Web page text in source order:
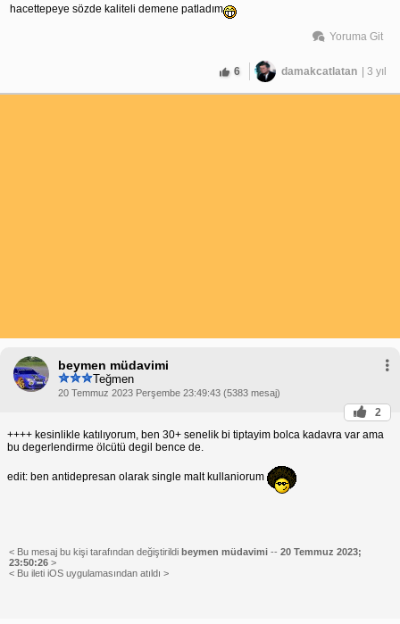
hacettepeye sözde kaliteli demene patladım
Yoruma Git
6 damakcatlatan | 3 yıl
beymen müdavimi
Teğmen
20 Temmuz 2023 Perşembe 23:49:43 (5383 mesaj)
2
++++ kesinlikle katılıyorum, ben 30+ senelik bi tiptayim bolca kadavra var ama
bu degerlendirme ölcütü degil bence de.
edit: ben antidepresan olarak single malt kullaniorum
< Bu mesaj bu kişi tarafından değiştirildi beymen müdavimi -- 20 Temmuz 2023;
23:50:26 >
< Bu ileti iOS uygulamasından atıldı >